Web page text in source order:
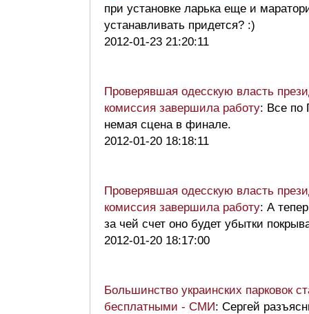
при установке ларька еще и
устанавливать придется? :)
2012-01-23 21:20:11
Проверявшая одесскую власть
комиссия завершила работу: Все по
немая сцена в финале.
2012-01-20 18:18:11
Проверявшая одесскую власть
комиссия завершила работу: А
за чей счет оно будет убытки
2012-01-20 18:17:00
Большинство украинских парковок
бесплатными - СМИ: Сергей